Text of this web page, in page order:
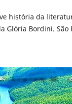
história da
Glória Bordini. São